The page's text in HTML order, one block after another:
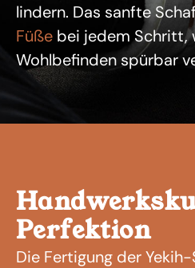
lindern. Das sanfte
Füße bei jedem Schritt,
Wohlbefinden spürbar
Perfektion
Die Fertigung der